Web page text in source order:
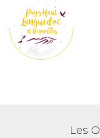
Les